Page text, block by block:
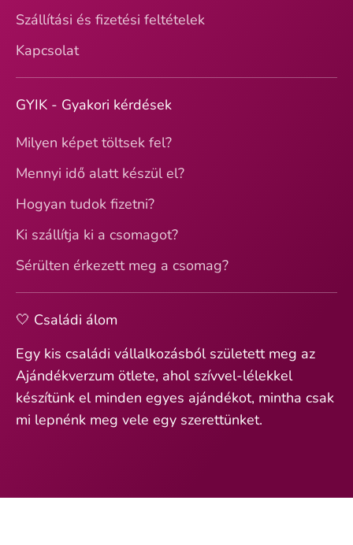
Szállítási és fizetési feltételek
Kapcsolat
GYIK - Gyakori kérdések
Milyen képet töltsek fel?
Mennyi idő alatt készül el?
Hogyan tudok fizetni?
Ki szállítja ki a csomagot?
Sérülten érkezett meg a csomag?
🤍 Családi álom
Egy kis családi vállalkozásból született meg az
Ajándékverzum ötlete, ahol szívvel-lélekkel
készítünk el minden egyes ajándékot, mintha csak
mi lepnénk meg vele egy szerettünket.